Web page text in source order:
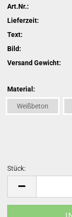
Art.Nr.:
Lieferzeit:
Text:
Bild:
Versand Gewicht:
Material:
Weißbeton
Stück: